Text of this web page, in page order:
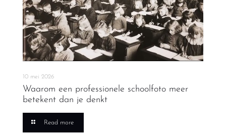
10 mei 2026
Waarom een professionele schoolfoto meer
betekent dan je denkt
Read more